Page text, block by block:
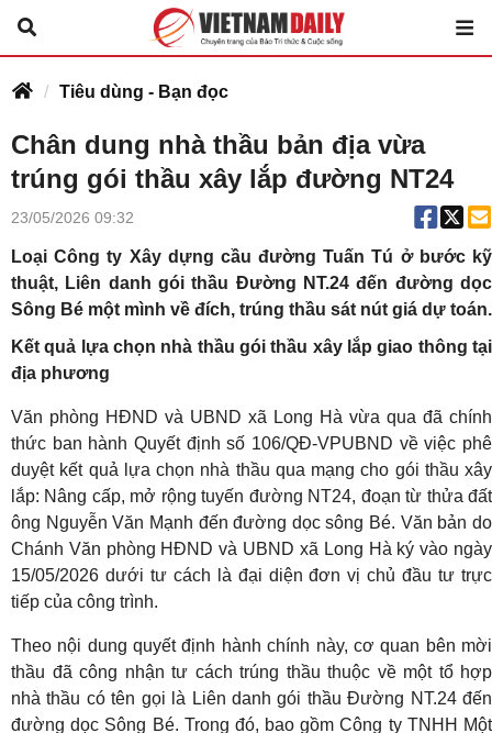
Tiêu dùng - Bạn đọc
Chân dung nhà thầu bản địa vừa
trúng gói thầu xây lắp đường NT24
23/05/2026 09:32
Loại Công ty Xây dựng cầu đường Tuấn Tú ở bước kỹ
thuật, Liên danh gói thầu Đường NT.24 đến đường dọc
Sông Bé một mình về đích, trúng thầu sát nút giá dự toán.
Kết quả lựa chọn nhà thầu gói thầu xây lắp giao thông tại
địa phương
Văn phòng HĐND và UBND xã Long Hà vừa qua đã chính
thức ban hành Quyết định số 106/QĐ-VPUBND về việc phê
duyệt kết quả lựa chọn nhà thầu qua mạng cho gói thầu xây
lắp: Nâng cấp, mở rộng tuyến đường NT24, đoạn từ thửa đất
ông Nguyễn Văn Mạnh đến đường dọc sông Bé. Văn bản do
Chánh Văn phòng HĐND và UBND xã Long Hà ký vào ngày
15/05/2026 dưới tư cách là đại diện đơn vị chủ đầu tư trực
tiếp của công trình.
Theo nội dung quyết định hành chính này, cơ quan bên mời
thầu đã công nhận tư cách trúng thầu thuộc về một tổ hợp
nhà thầu có tên gọi là Liên danh gói thầu Đường NT.24 đến
đường dọc Sông Bé. Trong đó, bao gồm Công ty TNHH Một